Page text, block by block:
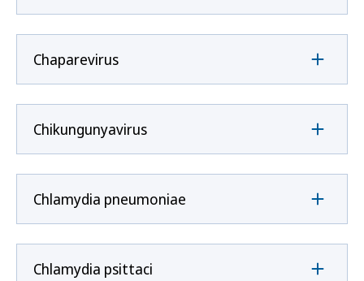
Chaparevirus
Chikungunyavirus
Chlamydia pneumoniae
Chlamydia psittaci